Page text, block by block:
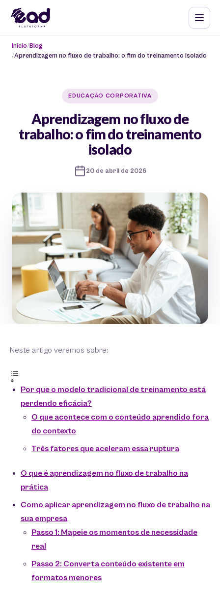
Início Blog
Aprendizagem no fluxo de trabalho: o fim do treinamento isolado
EDUCAÇÃO CORPORATIVA
Aprendizagem no fluxo de
trabalho: o fim do treinamento
isolado
20 de abril de 2026
Neste artigo veremos sobre:
Por que o modelo tradicional de treinamento está
perdendo eficácia?
O que acontece com o conteúdo aprendido fora
do contexto
Três fatores que aceleram essa ruptura
O que é aprendizagem no fluxo de trabalho na
prática
Como aplicar aprendizagem no fluxo de trabalho na
sua empresa
Passo 1: Mapeie os momentos de necessidade
real
Passo 2: Converta conteúdo existente em
formatos menores